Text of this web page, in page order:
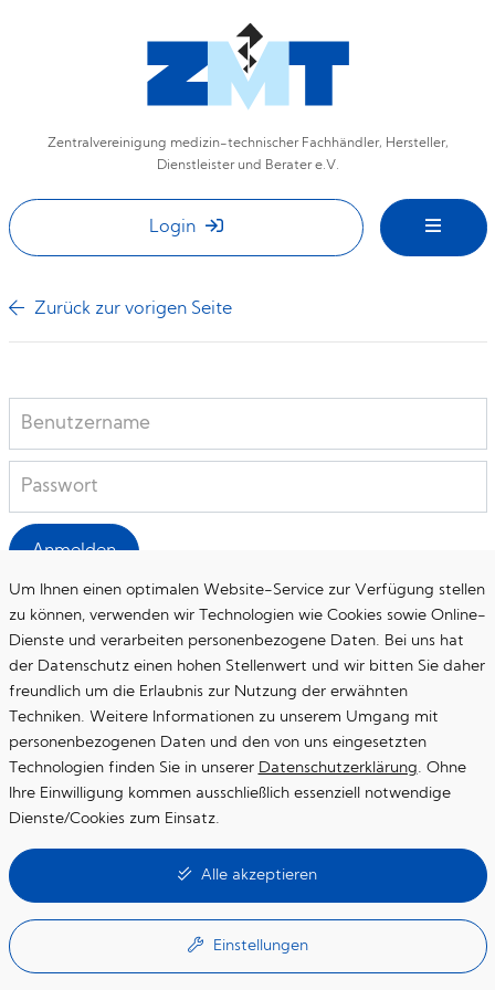
Zentralvereinigung medizin-technischer Fachhändler, Hersteller,
Dienstleister und Berater e.V.
Login
Zurück zur vorigen Seite
Anmelden
Startseite
Datenschutzerklärung
Um Ihnen einen optimalen Website-Service zur Verfügung stellen
zu können, verwenden wir Technologien wie Cookies sowie Online-
Dienste und verarbeiten personenbezogene Daten. Bei uns hat
der Datenschutz einen hohen Stellenwert und wir bitten Sie daher
freundlich um die Erlaubnis zur Nutzung der erwähnten
Techniken. Weitere Informationen zu unserem Umgang mit
personenbezogenen Daten und den von uns eingesetzten
Technologien finden Sie in unserer Datenschutzerklärung. Ohne
Ihre Einwilligung kommen ausschließlich essenziell notwendige
Dienste/Cookies zum Einsatz.
Online-Kartendienst von Google (eingebunden über die Google API)
Alle akzeptieren
Einstellungen